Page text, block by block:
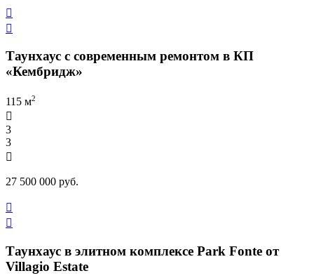


Таунхаус с современным ремонтом в КП
«Кембридж»
115 м2

3
3

27 500 000 руб.


Таунхаус в элитном комплексе Park Fonte от
Villagio Estate